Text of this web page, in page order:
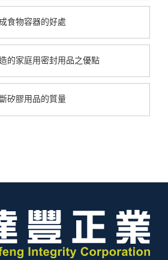
食物容器的好處
的家庭用密封用品之優點
矽膠用品的質量